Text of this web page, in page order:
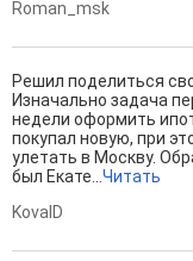
Roman_msk
Решил поделиться
Изначально задача
недели оформить
покупал новую, при
улетать в Москву.
был Екате... Читать
KovalD